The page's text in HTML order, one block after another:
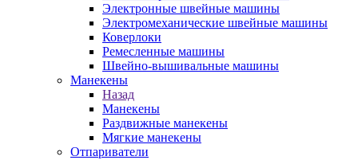
Электронные швейные машины
Электромеханические швейные машины
Коверлоки
Ремесленные машины
Швейно-вышивальные машины
Манекены
Назад
Манекены
Раздвижные манекены
Мягкие манекены
Отпариватели